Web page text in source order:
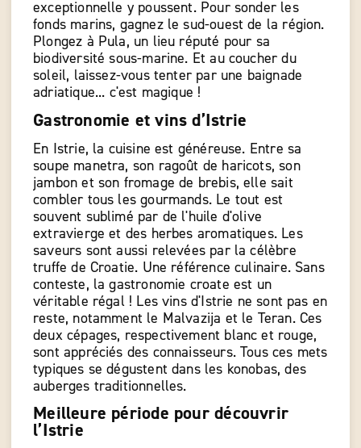
exceptionnelle y poussent. Pour sonder les
fonds marins, gagnez le sud-ouest de la région.
Plongez à Pula, un lieu réputé pour sa
biodiversité sous-marine. Et au coucher du
soleil, laissez-vous tenter par une baignade
adriatique... c'est magique !
Gastronomie et vins d’Istrie
En Istrie, la cuisine est généreuse. Entre sa
soupe manetra, son ragoût de haricots, son
jambon et son fromage de brebis, elle sait
combler tous les gourmands. Le tout est
souvent sublimé par de l'huile d'olive
extravierge et des herbes aromatiques. Les
saveurs sont aussi relevées par la célèbre
truffe de Croatie. Une référence culinaire. Sans
conteste, la gastronomie croate est un
véritable régal ! Les vins d'Istrie ne sont pas en
reste, notamment le Malvazija et le Teran. Ces
deux cépages, respectivement blanc et rouge,
sont appréciés des connaisseurs. Tous ces mets
typiques se dégustent dans les konobas, des
auberges traditionnelles.
Meilleure période pour découvrir
l’Istrie